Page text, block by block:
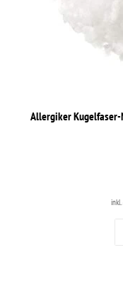
Allergiker
inkl.